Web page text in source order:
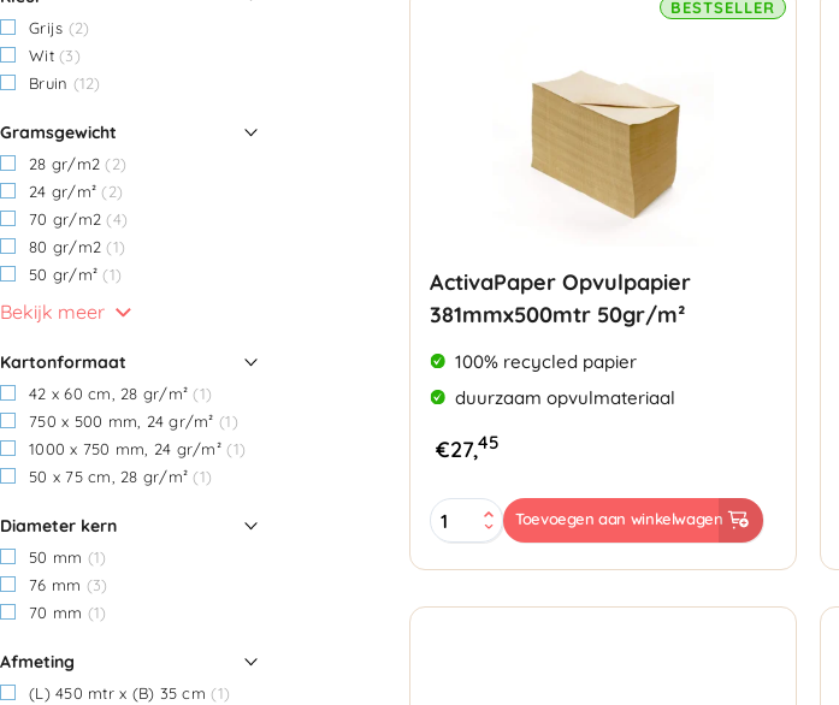
Grijs (2)
Wit(3)
Bruin (12)
Gramsgewicht
28 gr/m2(2)
24 gr/m²(2)
70 gr/m2(4)
80 gr/m2(1)
50 gr/m²(1)
Bekijk meer
Kartonformaat
42 x 60 cm, 28 gr/m²(1)
750 x 500 mm, 24 gr/m² (1)
1000 x 750 mm, 24 gr/m²(1)
50 x 75 cm, 28 gr/m²(1)
Diameter kern
50 mm (1)
76 mm (3)
70 mm (1)
Afmeting
(L) 450 mtr x (B) 35 cm(1)
BESTSELLER
ActivaPaper Opvulpapier
381mmx500mtr 50gr/m²
100% recycled papier
duurzaam opvulmateriaal
€27,45
ActivaPaper
Opvulpapier
50gr/m²
aantal
Toevoegen aan winkelwagen